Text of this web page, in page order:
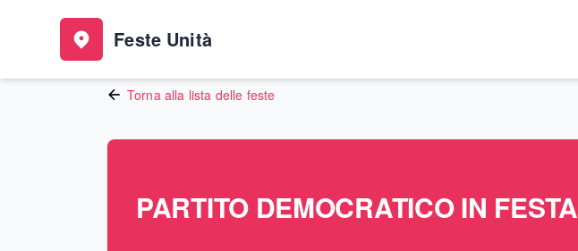
Feste Unità
Torna alla lista delle feste
PARTITO DEMOCRATICO IN FESTA